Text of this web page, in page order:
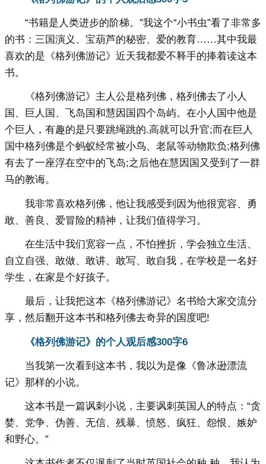
“书籍是人类进步的阶梯。”我这个“小书虫”看了非常多
的书：三国演义、宝葫芦的秘密、爱的教育……其中我最
喜欢的是《格列佛游记》近天我都爱不释手的捧着读这本
书。
《格列佛游记》主人公是格列佛，格列佛去了小人
国、巨人国、飞岛国和慧因国四个岛屿。在小人国中他是
个巨人，有趣的是只要跳绳跳的.高就可以升官;而在巨人
国中格列佛是个蚂蚁经常被小鸟、老鼠等动物欺负;格列佛
有去了一座浮在空中的飞岛;之后他在慧因国又受到了一群
马的教诲。
我非常喜欢格列佛，他让我感受到因为他很宽容、勇
敢、善良、爱冒险的精神，让我们值得学习。
在生活中我们宽容一点，不怕挫折，学会独立生活、
自立自强、敢做、敢讲、敢写、敢自我，在学校是一名好
学生，在家是个好孩子。
最后，让我把这本《格列佛游记》名书给大家交流分
享，然后翻开这本书和格列佛去奇异的国度吧!
《格列佛游记》的个人观后感300字6
当我第一次看到这本书，我以为是像《鲁冰逊漂流
记》那样的小说。
这本书是一篇讽刺小说，主要讽刺英国人的特点：“贪
婪、党争、伪善、无信、残暴、愤怒、疯狂、怨恨、嫉妒
和野心。”